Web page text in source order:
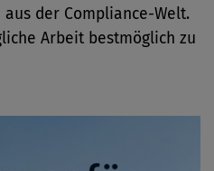
der Compliance-Welt.
Arbeit bestmöglich zu